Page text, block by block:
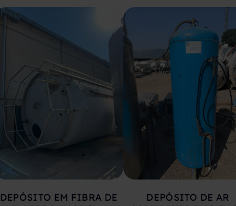
DEPÓSITO EM FIBRA DE
DEPÓSITO DE AR